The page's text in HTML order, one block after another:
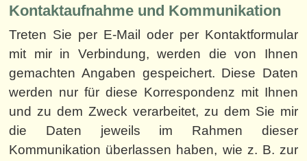
Kontaktaufnahme und Kommunikation
Treten Sie per E-Mail oder per Kontaktformular
mit mir in Verbindung, werden die von Ihnen
gemachten Angaben gespeichert. Diese Daten
werden nur für diese Korrespondenz mit Ihnen
und zu dem Zweck verarbeitet, zu dem Sie mir
die Daten jeweils im Rahmen dieser
Kommunikation überlassen haben, wie z. B. zur